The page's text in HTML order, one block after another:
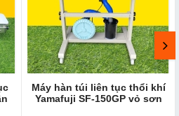
Máy hàn túi liên tục thổi khí
Yamafuji SF-150GP vỏ sơn